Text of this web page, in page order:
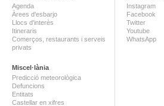
Agenda
Àrees d'esbarjo
Llocs d'interès
Itineraris
Comerços, restaurants i serveis
privats
Miscel·lània
Predicció meteorològica
Defuncions
Entitats
Castellar en xifres
Instagram
Facebook
Twitter
Youtube
WhatsApp